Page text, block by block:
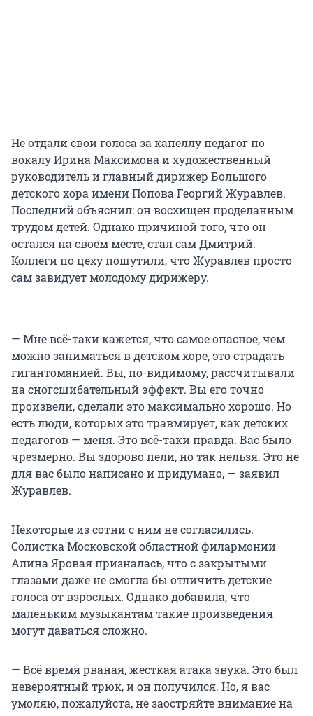
Не отдали свои голоса за капеллу педагог по
вокалу Ирина Максимова и художественный
руководитель и главный дирижер Большого
детского хора имени Попова Георгий Журавлев.
Последний объяснил: он восхищен проделанным
трудом детей. Однако причиной того, что он
остался на своем месте, стал сам Дмитрий.
Коллеги по цеху пошутили, что Журавлев просто
сам завидует молодому дирижеру.
— Мне всё-таки кажется, что самое опасное, чем
можно заниматься в детском хоре, это страдать
гигантоманией. Вы, по-видимому, рассчитывали
на сногсшибательный эффект. Вы его точно
произвели, сделали это максимально хорошо. Но
есть люди, которых это травмирует, как детских
педагогов — меня. Это всё-таки правда. Вас было
чрезмерно. Вы здорово пели, но так нельзя. Это не
для вас было написано и придумано, — заявил
Журавлев.
Некоторые из сотни с ним не согласились.
Солистка Московской областной филармонии
Алина Яровая призналась, что с закрытыми
глазами даже не смогла бы отличить детские
голоса от взрослых. Однако добавила, что
маленьким музыкантам такие произведения
могут даваться сложно.
— Всё время рваная, жесткая атака звука. Это был
невероятный трюк, и он получился. Но, я вас
умоляю, пожалуйста, не заостряйте внимание на